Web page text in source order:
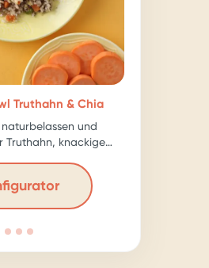
Truthahn & Chia
und
Truthahn, knackige